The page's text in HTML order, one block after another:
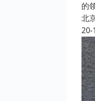
的
北
20-